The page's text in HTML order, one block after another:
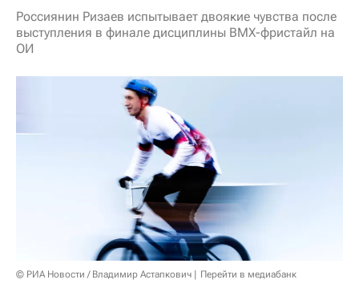
Россиянин Ризаев испытывает двоякие чувства после
выступления в финале дисциплины BMX-фристайл на
ОИ
© РИА Новости / Владимир Астапкович Перейти в медиабанк